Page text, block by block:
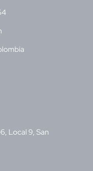
Local 9, San